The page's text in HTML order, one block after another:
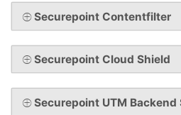
Securepoint Contentfilter
Securepoint Cloud Shield
Securepoint UTM Backend